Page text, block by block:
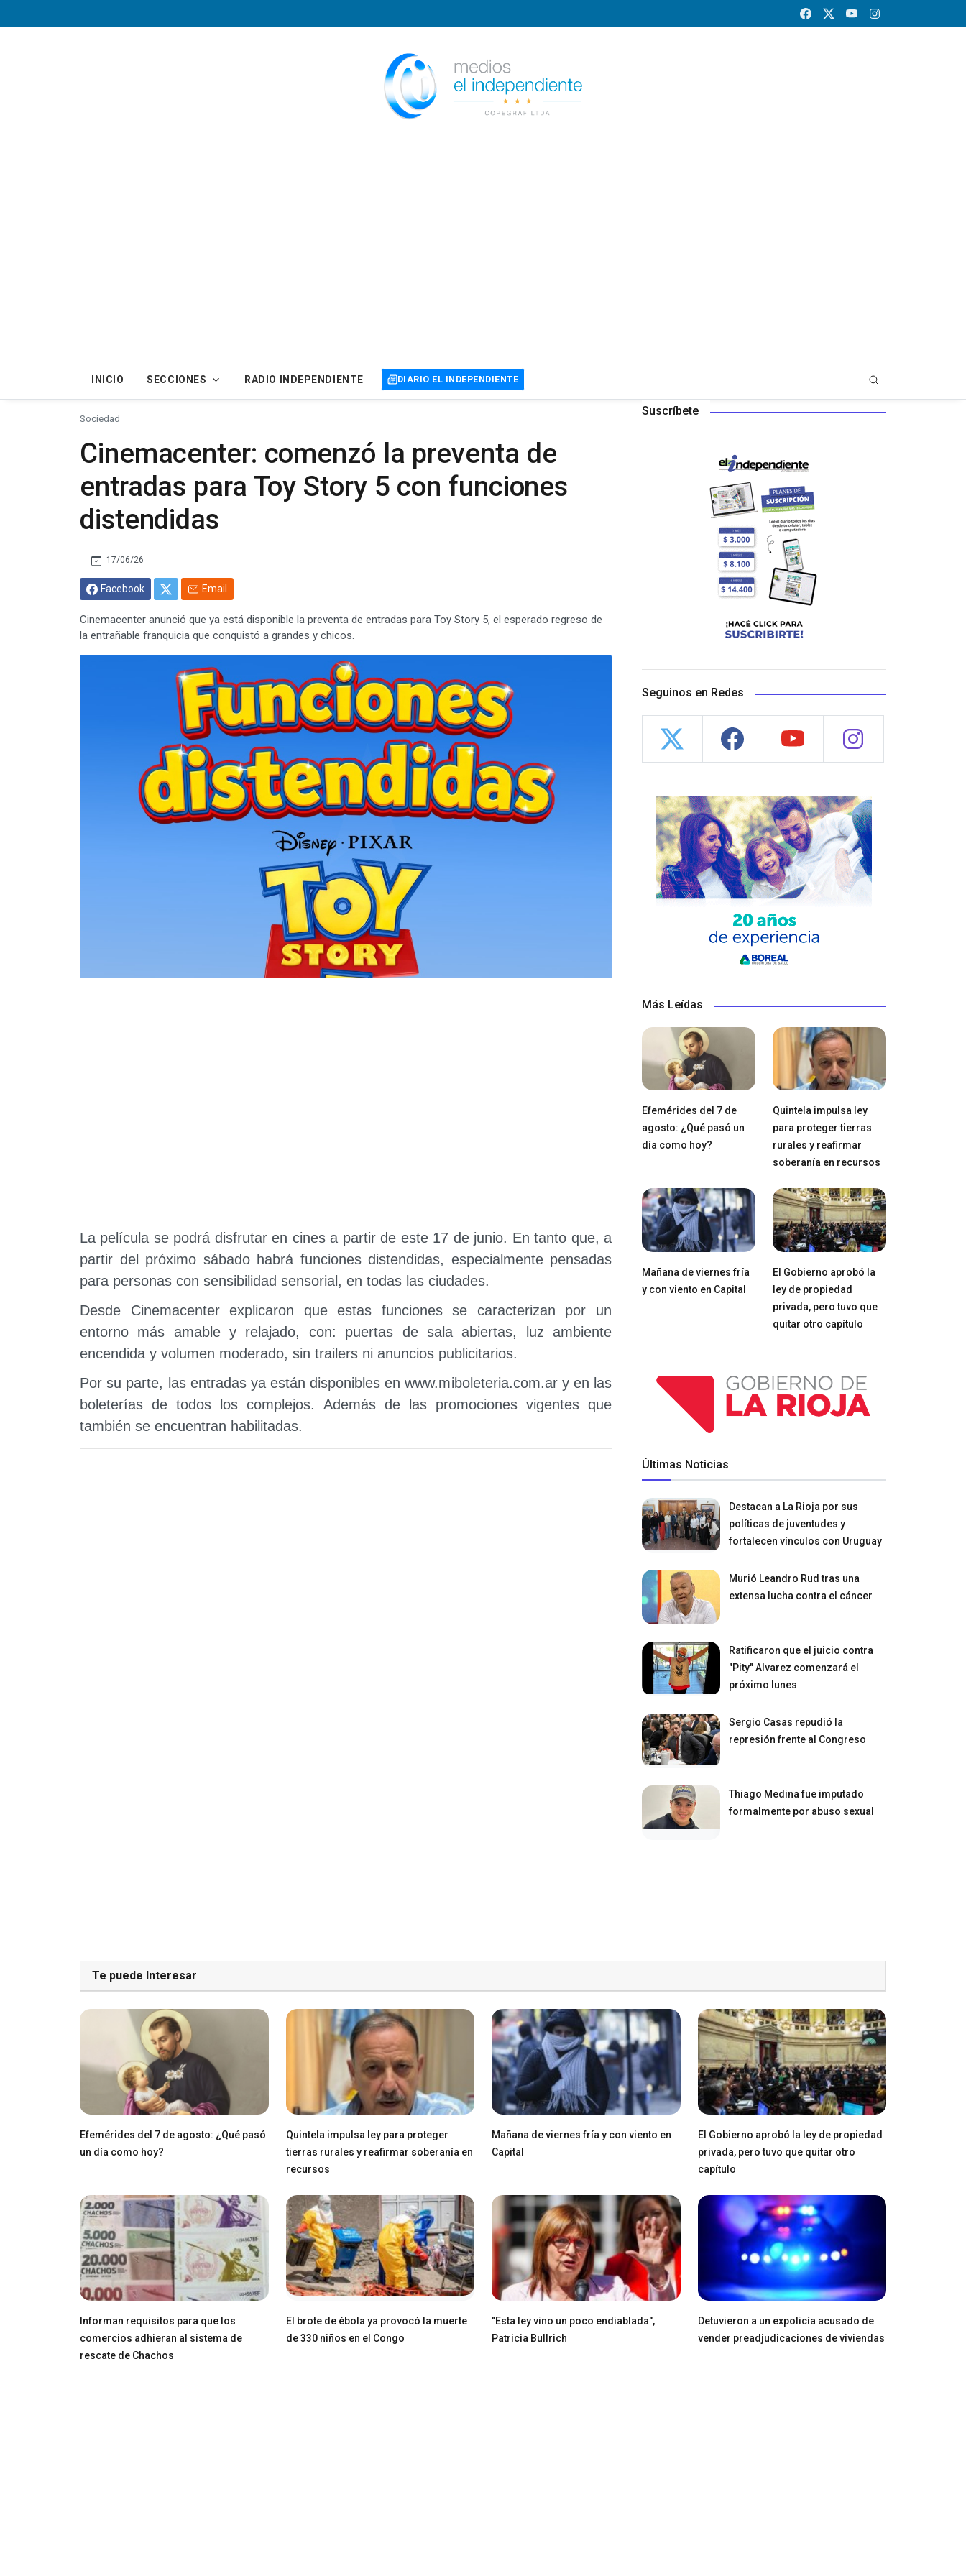
INICIO SECCIONES RADIO INDEPENDIENTE DIARIO EL INDEPENDIENTE
Sociedad
Cinemacenter: comenzó la preventa de
entradas para Toy Story 5 con funciones
distendidas
17/06/26
Facebook Email
Cinemacenter anunció que ya está disponible la preventa de entradas para Toy Story 5, el esperado regreso de
la entrañable franquicia que conquistó a grandes y chicos.
La película se podrá disfrutar en cines a partir de este 17 de junio. En tanto que, a
partir del próximo sábado habrá funciones distendidas, especialmente pensadas
para personas con sensibilidad sensorial, en todas las ciudades.
Desde Cinemacenter explicaron que estas funciones se caracterizan por un
entorno más amable y relajado, con: puertas de sala abiertas, luz ambiente
encendida y volumen moderado, sin trailers ni anuncios publicitarios.
Por su parte, las entradas ya están disponibles en www.miboleteria.com.ar y en las
boleterías de todos los complejos. Además de las promociones vigentes que
también se encuentran habilitadas.
Suscríbete
Seguinos en Redes
Más Leídas
Efemérides del 7 de
agosto: ¿Qué pasó un
día como hoy?
Quintela impulsa ley
para proteger tierras
rurales y reafirmar
soberanía en recursos
Mañana de viernes fría
y con viento en Capital
El Gobierno aprobó la
ley de propiedad
privada, pero tuvo que
quitar otro capítulo
Últimas Noticias
Destacan a La Rioja por sus
políticas de juventudes y
fortalecen vínculos con Uruguay
Murió Leandro Rud tras una
extensa lucha contra el cáncer
Ratificaron que el juicio contra
"Pity" Alvarez comenzará el
próximo lunes
Sergio Casas repudió la
represión frente al Congreso
Thiago Medina fue imputado
formalmente por abuso sexual
Te puede Interesar
Efemérides del 7 de agosto: ¿Qué pasó
un día como hoy?
Quintela impulsa ley para proteger
tierras rurales y reafirmar soberanía en
recursos
Mañana de viernes fría y con viento en
Capital
El Gobierno aprobó la ley de propiedad
privada, pero tuvo que quitar otro
capítulo
Informan requisitos para que los
comercios adhieran al sistema de
rescate de Chachos
El brote de ébola ya provocó la muerte
de 330 niños en el Congo
"Esta ley vino un poco endiablada",
Patricia Bullrich
Detuvieron a un expolicía acusado de
vender preadjudicaciones de viviendas